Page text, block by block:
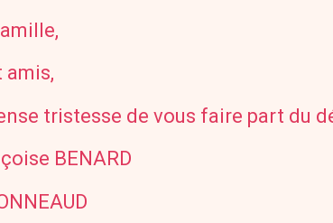
amis,
tristesse de vous faire part du
BENARD